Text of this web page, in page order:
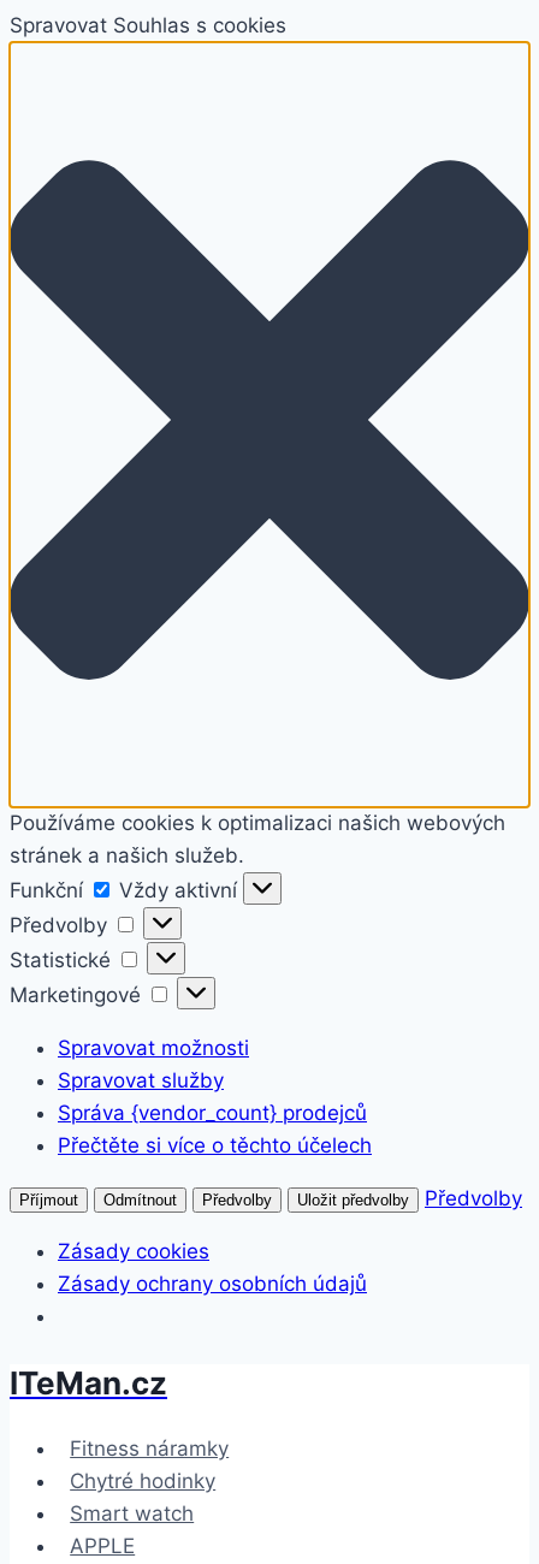
Spravovat Souhlas s cookies
Používáme cookies k optimalizaci našich webových
stránek a našich služeb.
Funkční
Funkční
Vždy aktivní
Předvolby
Předvolby
Statistické
Statistické
Marketingové
Marketingové
Spravovat možnosti
Spravovat služby
Správa {vendor_count} prodejců
Přečtěte si více o těchto účelech
Příjmout Odmítnout Předvolby Uložit předvolby Předvolby
Zásady cookies
Zásady ochrany osobních údajů
Přeskočit
obsah
ITeMan.cz
Fitness náramky
Chytré hodinky
Smart watch
APPLE